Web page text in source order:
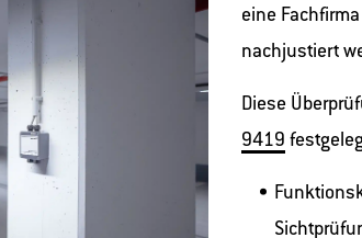
eine
nachjustiert
Diese
9419